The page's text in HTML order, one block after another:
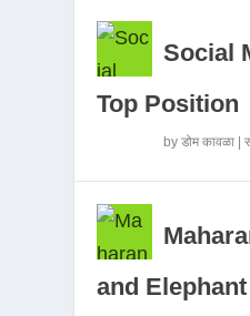
Social
Top Position
byडोम कावळा |
and